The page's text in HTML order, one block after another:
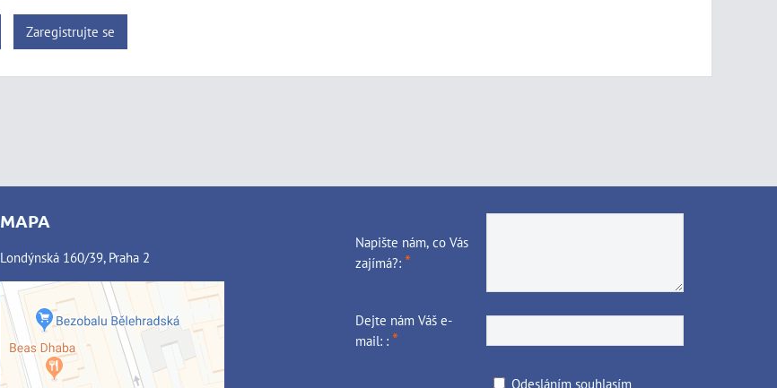
Zaregistrujte se
MAPA
Londýnská 160/39, Praha 2
Externí obsah je blokován
Volbami soukromí
Napište nám, co Vás
zajímá?: *
Dejte nám Váš e-
mail: : *
Odesláním souhlasím